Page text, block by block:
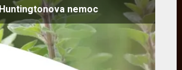
Huntingtonova nemoc